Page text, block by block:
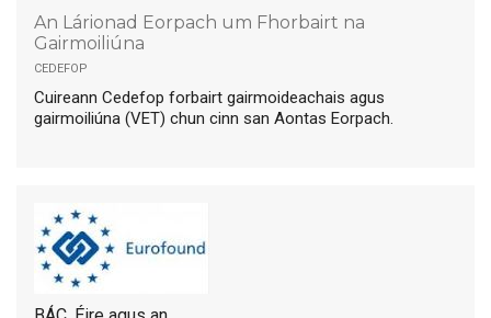
An Lárionad Eorpach um Fhorbairt na
Gairmoiliúna
cedefop
Cuireann Cedefop forbairt gairmoideachais agus
gairmoiliúna (VET) chun cinn san Aontas Eorpach.